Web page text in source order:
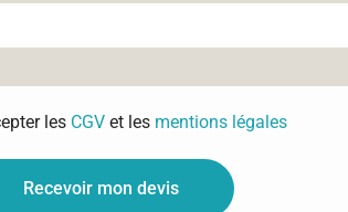
les CGV et les mentions légales
Recevoir mon devis